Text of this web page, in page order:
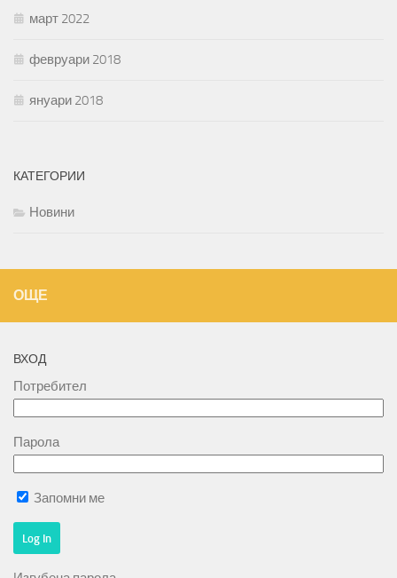
март 2022
февруари 2018
януари 2018
КАТЕГОРИИ
Новини
ОЩЕ
ВХОД
Потребител
Парола
Запомни ме